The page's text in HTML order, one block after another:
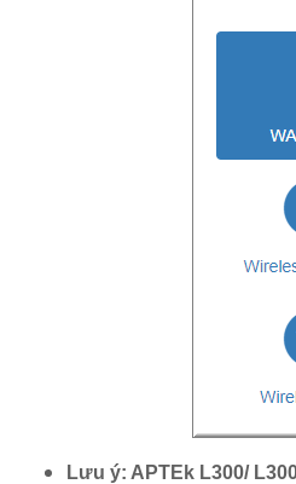
Lưu ý: APTEk L300/